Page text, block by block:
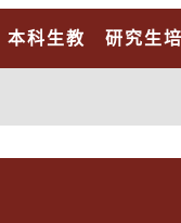
本科生教育 研究生